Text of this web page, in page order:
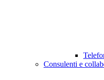
Consulenti e